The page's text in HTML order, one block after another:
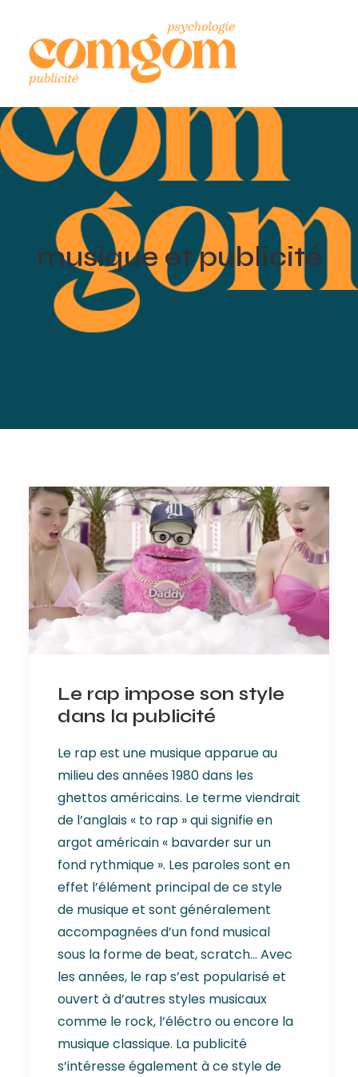
musique et publicité
Le rap impose son style
dans la publicité
Le rap est une musique apparue au
milieu des années 1980 dans les
ghettos américains. Le terme viendrait
de l’anglais « to rap » qui signifie en
argot américain « bavarder sur un
fond rythmique ». Les paroles sont en
effet l’élément principal de ce style
de musique et sont généralement
accompagnées d’un fond musical
sous la forme de beat, scratch... Avec
les années, le rap s’est popularisé et
ouvert à d’autres styles musicaux
comme le rock, l’éléctro ou encore la
musique classique. La publicité
s’intéresse également à ce style de